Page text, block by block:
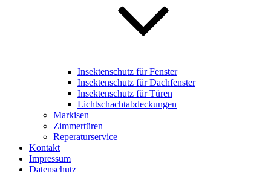
Insektenschutz für Fenster
Insektenschutz für Dachfenster
Insektenschutz für Türen
Lichtschachtabdeckungen
Markisen
Zimmertüren
Reperaturservice
Kontakt
Impressum
Datenschutz